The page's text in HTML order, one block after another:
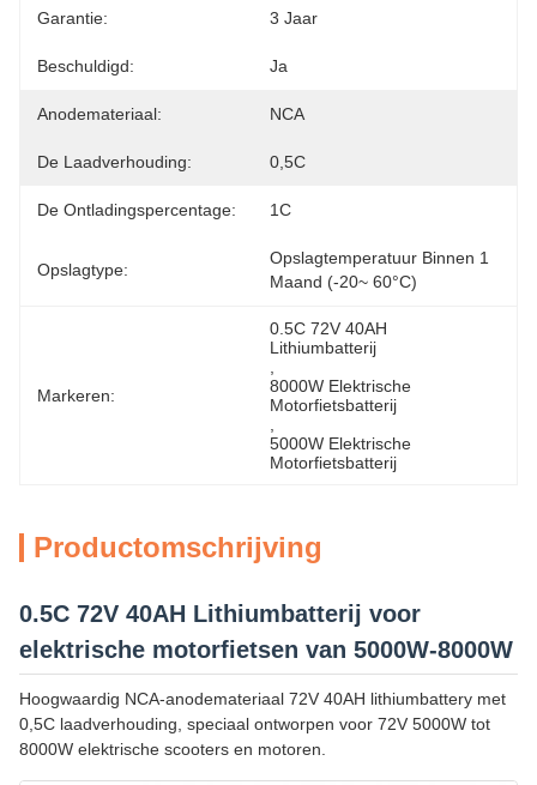
Garantie: 3 Jaar
Beschuldigd: Ja
Anodemateriaal: NCA
De Laadverhouding: 0,5C
De Ontladingspercentage: 1C
Opslagtype:
Opslagtemperatuur Binnen 1
Maand (-20~ 60°C)
Markeren:
0.5C 72V 40AH
Lithiumbatterij
8000W Elektrische
Motorfietsbatterij
5000W Elektrische
Motorfietsbatterij
Productomschrijving
0.5C 72V 40AH Lithiumbatterij voor
elektrische motorfietsen van 5000W-8000W
Hoogwaardig NCA-anodemateriaal 72V 40AH lithiumbattery met
0,5C laadverhouding, speciaal ontworpen voor 72V 5000W tot
8000W elektrische scooters en motoren.